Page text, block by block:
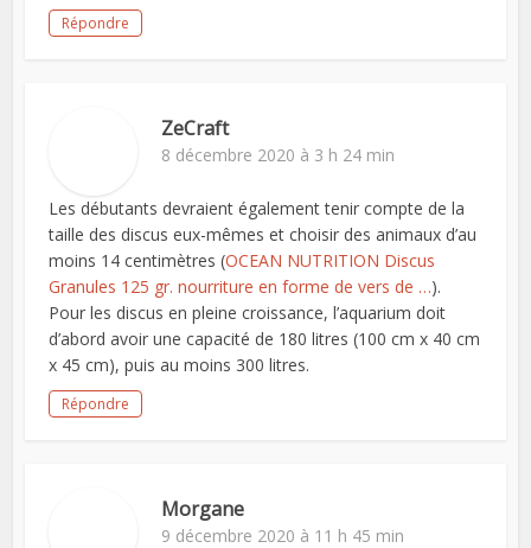
Répondre
ZeCraft
8 décembre 2020 à 3 h 24 min
Les débutants devraient également tenir compte de la
taille des discus eux-mêmes et choisir des animaux d’au
moins 14 centimètres (OCEAN NUTRITION Discus
Granules 125 gr. nourriture en forme de vers de …).
Pour les discus en pleine croissance, l’aquarium doit
d’abord avoir une capacité de 180 litres (100 cm x 40 cm
x 45 cm), puis au moins 300 litres.
Répondre
Morgane
9 décembre 2020 à 11 h 45 min